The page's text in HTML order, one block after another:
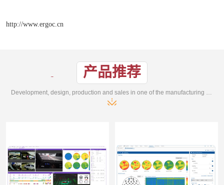
http://www.ergoc.cn
产品推荐
Development, design, production and sales in one of the manufacturing enterprises